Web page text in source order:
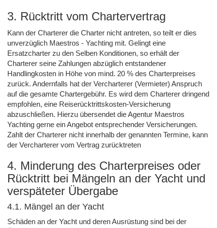
3. Rücktritt vom Chartervertrag
Kann der Charterer die Charter nicht antreten, so teilt er dies
unverzüglich Maestros - Yachting mit. Gelingt eine
Ersatzcharter zu den Selben Konditionen, so erhält der
Charterer seine Zahlungen abzüglich entstandener
Handlingkosten in Höhe von mind. 20 % des Charterpreises
zurück. Andernfalls hat der Vercharterer (Vermieter) Anspruch
auf die gesamte Chartergebühr. Es wird dem Charterer dringend
empfohlen, eine Reiserücktrittskosten-Versicherung
abzuschließen. Hierzu übersendet die Agentur Maestros
Yachting gerne ein Angebot entsprechender Versicherungen.
Zahlt der Charterer nicht innerhalb der genannten Termine, kann
der Vercharterer vom Vertrag zurücktreten
4. Minderung des Charterpreises oder
Rücktritt bei Mängeln an der Yacht und
verspäteter Übergabe
4.1. Mängel an der Yacht
Schäden an der Yacht und deren Ausrüstung sind bei der